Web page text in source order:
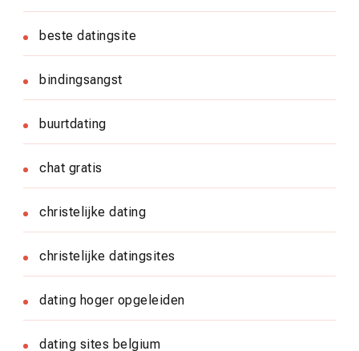
beste datingsite
bindingsangst
buurtdating
chat gratis
christelijke dating
christelijke datingsites
dating hoger opgeleiden
dating sites belgium